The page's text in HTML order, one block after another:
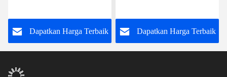
PPA12G30
Dapatkan Harga Terbaik
yang Kuat
Dapatkan Harga Terbaik